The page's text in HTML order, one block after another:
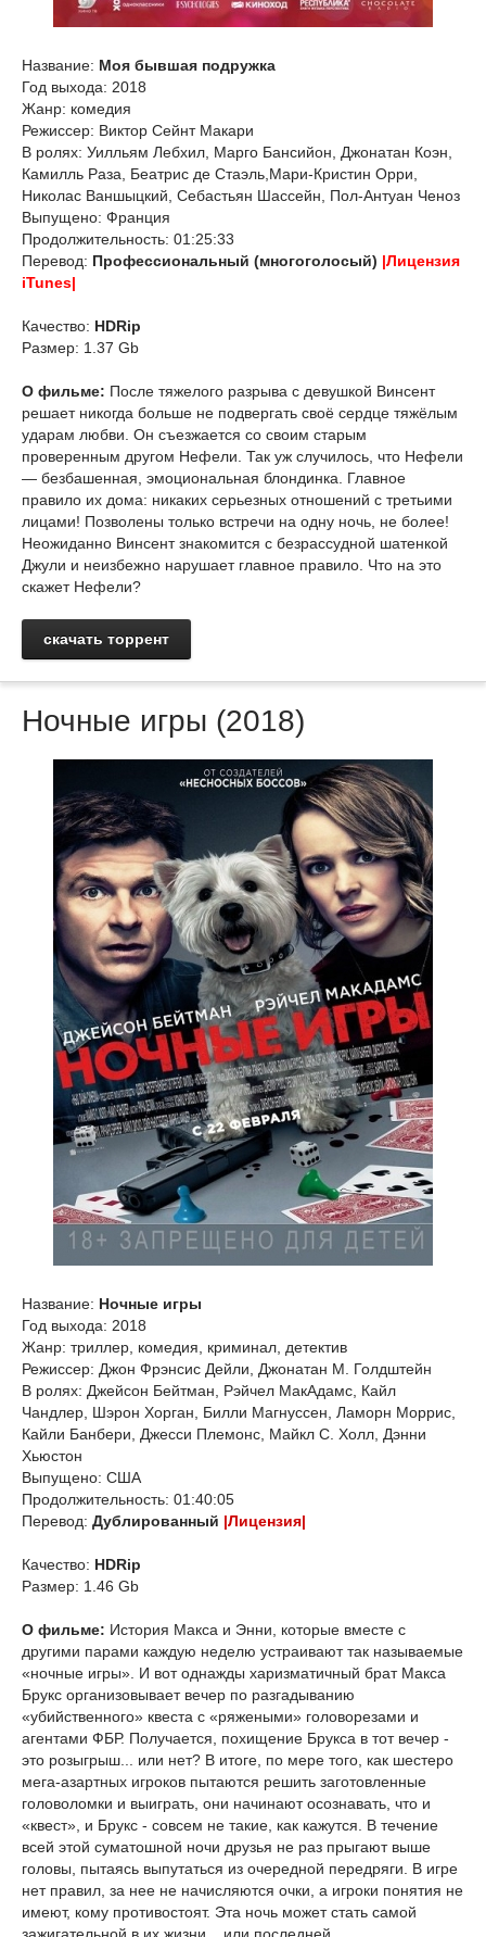
Название: Моя бывшая подружка
Год выхода: 2018
Жанр: комедия
Режиссер: Виктор Сейнт Макари
В ролях: Уилльям Лебхил, Марго Бансийон, Джонатан Коэн,
Камилль Раза, Беатрис де Стаэль,Мари-Кристин Орри,
Николас Ваншыцкий, Себастьян Шассейн, Пол-Антуан Ченоз
Выпущено: Франция
Продолжительность: 01:25:33
Перевод: Профессиональный (многоголосый) |Лицензия
iTunes|
Качество: HDRip
Размер: 1.37 Gb
О фильме: После тяжелого разрыва с девушкой Винсент
решает никогда больше не подвергать своё сердце тяжёлым
ударам любви. Он съезжается со своим старым
проверенным другом Нефели. Так уж случилось, что Нефели
— безбашенная, эмоциональная блондинка. Главное
правило их дома: никаких серьезных отношений с третьими
лицами! Позволены только встречи на одну ночь, не более!
Неожиданно Винсент знакомится с безрассудной шатенкой
Джули и неизбежно нарушает главное правило. Что на это
скажет Нефели?
скачать торрент
Ночные игры (2018)
Название: Ночные игры
Год выхода: 2018
Жанр: триллер, комедия, криминал, детектив
Режиссер: Джон Фрэнсис Дейли, Джонатан М. Голдштейн
В ролях: Джейсон Бейтман, Рэйчел МакАдамс, Кайл
Чандлер, Шэрон Хорган, Билли Магнуссен, Ламорн Моррис,
Кайли Банбери, Джесси Племонс, Майкл С. Холл, Дэнни
Хьюстон
Выпущено: США
Продолжительность: 01:40:05
Перевод: Дублированный |Лицензия|
Качество: HDRip
Размер: 1.46 Gb
О фильме: История Макса и Энни, которые вместе с
другими парами каждую неделю устраивают так называемые
«ночные игры». И вот однажды харизматичный брат Макса
Брукс организовывает вечер по разгадыванию
«убийственного» квеста с «ряжеными» головорезами и
агентами ФБР. Получается, похищение Брукса в тот вечер -
это розыгрыш... или нет? В итоге, по мере того, как шестеро
мега-азартных игроков пытаются решить заготовленные
головоломки и выиграть, они начинают осознавать, что и
«квест», и Брукс - совсем не такие, как кажутся. В течение
всей этой суматошной ночи друзья не раз прыгают выше
головы, пытаясь выпутаться из очередной передряги. В игре
нет правил, за нее не начисляются очки, а игроки понятия не
имеют, кому противостоят. Эта ночь может стать самой